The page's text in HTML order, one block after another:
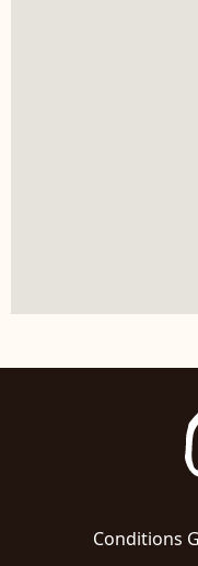
Conditions